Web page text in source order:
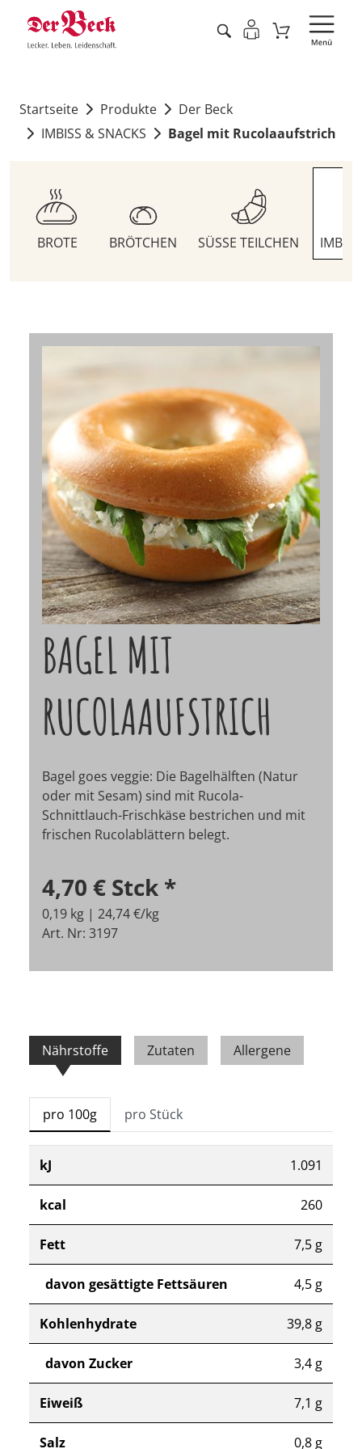
Startseite Produkte
Der Beck
IMBISS & SNACKS
Bagel mit Rucolaaufstrich
BROTE BRÖTCHEN SÜSSE TEILCHEN
BAGEL MIT
RUCOLAAUFSTRICH
Bagel goes veggie: Die Bagelhälften (Natur
oder mit Sesam) sind mit Rucola-
Schnittlauch-Frischkäse bestrichen und mit
frischen Rucolablättern belegt.
4,70 € Stck *
0,19 kg | 24,74 €/kg
Art. Nr: 3197
Nährstoffe Zutaten Allergene
pro 100g pro Stück
kJ 1.091
kcal 260
Fett 7,5 g
davon gesättigte Fettsäuren 4,5 g
Kohlenhydrate 39,8 g
davon Zucker 3,4 g
Eiweiß 7,1 g
Salz 0,8 g